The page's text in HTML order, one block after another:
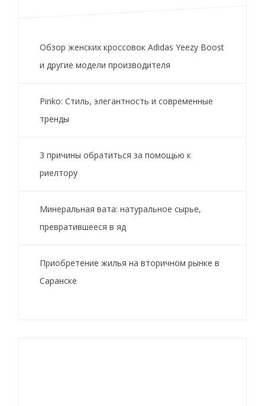
Обзор женских кроссовок Adidas Yeezy Boost
и другие модели производителя
Pinko: Стиль, элегантность и современные
тренды
3 причины обратиться за помощью к
риелтору
Минеральная вата: натуральное сырье,
превратившееся в яд
Приобретение жилья на вторичном рынке в
Саранске